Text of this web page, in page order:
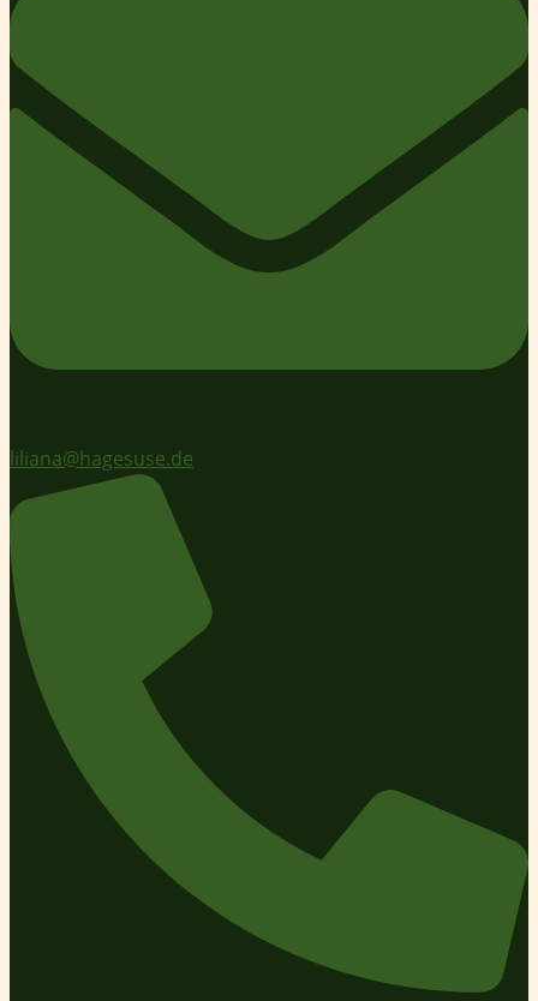
liliana@hagesuse.de